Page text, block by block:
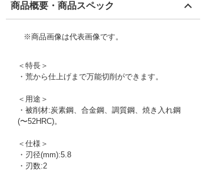
商品概要・商品スペック
※商品画像は代表画像です。
＜特長＞
・荒から仕上げまで万能切削ができます。
＜用途＞
・被削材:炭素鋼、合金鋼、調質鋼、焼き入れ鋼
(〜52HRC)。
＜仕様＞
・刃径(mm):5.8
・刃数:2